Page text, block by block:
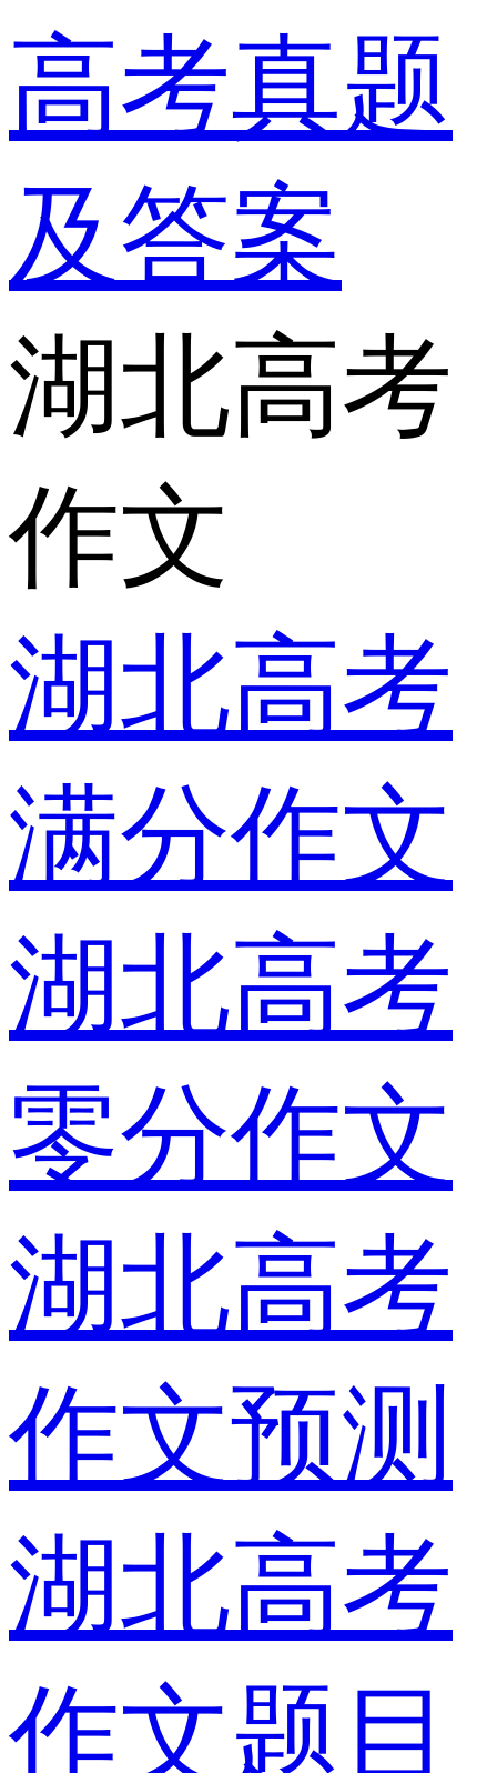
高考真题
及答案
湖北高考
作文
湖北高考
满分作文
湖北高考
零分作文
湖北高考
作文预测
湖北高考
作文题目